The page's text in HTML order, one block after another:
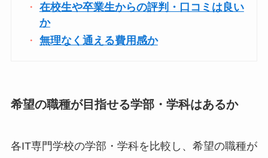
在校生や卒業生からの評判・口コミは良い
か
無理なく通える費用感か
希望の職種が目指せる学部・ 学科はあるか
各IT専門学校の学部・学科を比較し、希望の職種が